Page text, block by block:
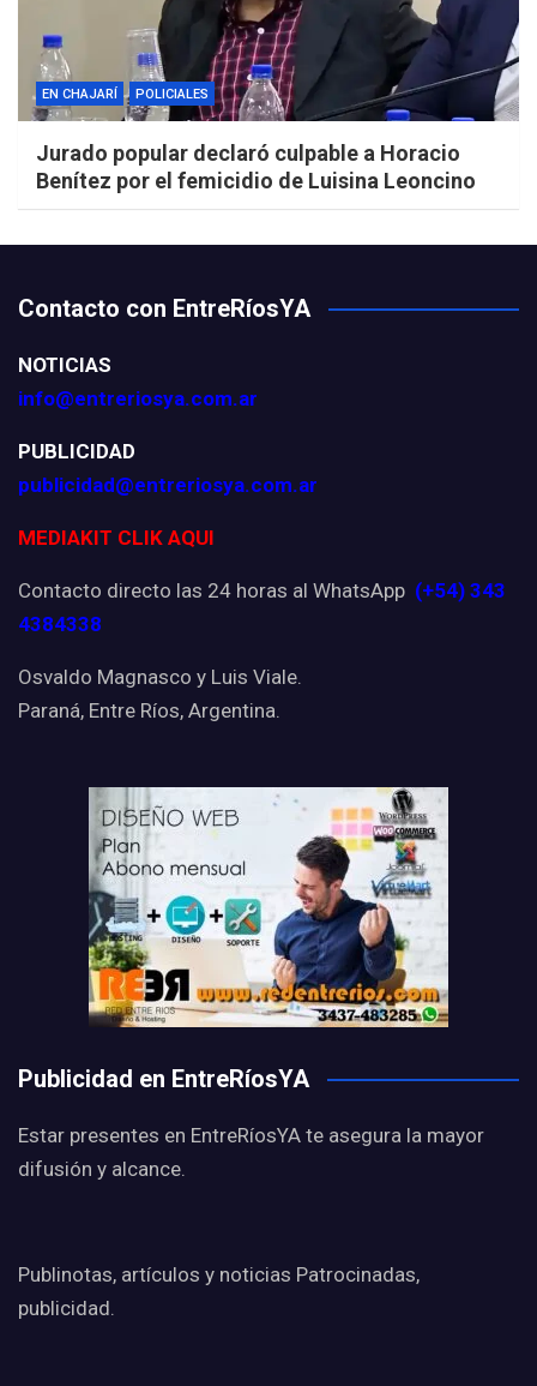
EN CHAJARÍ POLICIALES
Jurado popular declaró culpable a Horacio
Benítez por el femicidio de Luisina Leoncino
Contacto con EntreRíosYA
NOTICIAS
info@entreriosya.com.ar
PUBLICIDAD
publicidad@entreriosya.com.ar
MEDIAKIT CLIK AQUI
Contacto directo las 24 horas al WhatsApp (+54) 343
4384338
Osvaldo Magnasco y Luis Viale.
Paraná, Entre Ríos, Argentina.
Publicidad en EntreRíosYA
Estar presentes en EntreRíosYA te asegura la mayor
difusión y alcance.
Publinotas, artículos y noticias Patrocinadas,
publicidad.